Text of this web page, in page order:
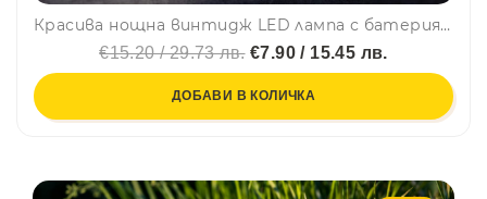
Красива нощна винтидж LED лампа с батерия и регулиране на светлината. Type C зареждане, къмпинг лампа
€15.20 / 29.73 лв.€7.90 / 15.45 лв.
ДОБАВИ В КОЛИЧКА